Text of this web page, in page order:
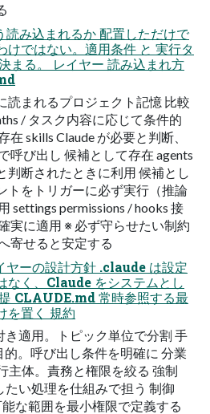
み込まれるか 配置しただけで
けではない。適用条件 と 実行タ
まる。 レイヤー 読み込まれ方
読まれるプロジェクト記憶 比較
/ タスク内容に応じて条件的
在 skills Claude が必要と判断、
呼び出し 候補として存在 agents
判断されたときに利用 候補とし
トをトリガーに必ず実行（推論
settings permissions / hooks 接
実に適用 ※ 必ず守らせたい制約
寄せると安定する
ヤーの設計方針 .claude は設定
なく、Claude をシステムとし
CLAUDE.md 常時参照する最
を置く 規約
き適用。トピック単位で分割 手
的。呼び出し条件を明確に 分業
主体。責務と権限を絞る 強制
たい処理を仕組みで担う 制御
な範囲を最小権限で定義する